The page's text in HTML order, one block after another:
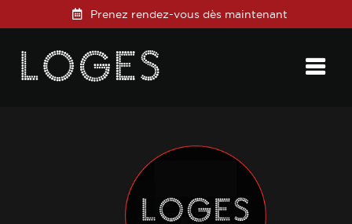
Prenez rendez-vous dès maintenant